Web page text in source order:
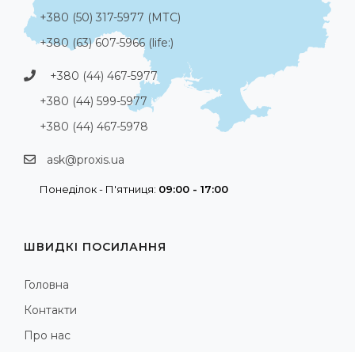
+380 (50) 317-5977 (МТС)
+380 (63) 607-5966 (life:)
+380 (44) 467-5977
+380 (44) 599-5977
+380 (44) 467-5978
ask@proxis.ua
Понеділок - П'ятниця: 09:00 - 17:00
ШВИДКІ ПОСИЛАННЯ
Головна
Контакти
Про нас